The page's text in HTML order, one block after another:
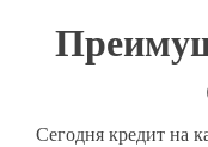
Сегодня кредит на